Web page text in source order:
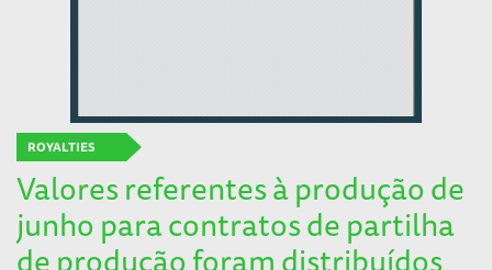
ROYALTIES
Valores referentes à produção de
junho para contratos de partilha
de produção foram distribuídos